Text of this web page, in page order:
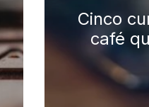
Cinco
café